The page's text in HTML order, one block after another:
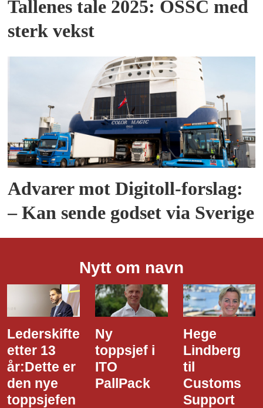
Tallenes tale 2025: OSSC med
sterk vekst
Advarer mot Digitoll-forslag:
– Kan sende godset via Sverige
Nytt om navn
Ny
toppsjef i
ITO
PallPack
Hege
Lindberg
til
Customs
Dette er
den nye
i Narvik
Havn